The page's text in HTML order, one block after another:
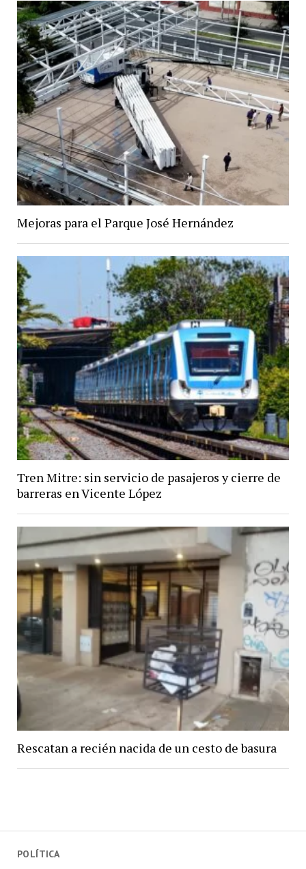
POLÍTICA
Mejoras para el Parque José Hernández
Tren Mitre: sin servicio de pasajeros y cierre de
barreras en Vicente López
Rescatan a recién nacida de un cesto de basura